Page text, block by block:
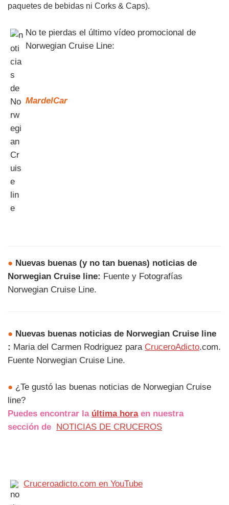
paquetes de bebidas ni Corks & Caps).
No te pierdas el último vídeo promocional de
Norwegian Cruise Line:
MardelCar
● Nuevas buenas (y no tan buenas) noticias de
Norwegian Cruise line: Fuente y Fotografías
Norwegian Cruise Line.
● Nuevas buenas noticias de Norwegian Cruise line
: Maria del Carmen Rodriguez para CruceroAdicto.com.
Fuente Norwegian Cruise Line.
● ¿Te gustó las buenas noticias de Norwegian Cruise
line?
Puedes encontrar la última horaen nuestra
sección de NOTICIAS DE CRUCEROS
Cruceroadicto.com en YouTube